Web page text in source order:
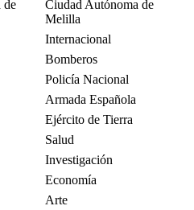
de
Ciudad Autónoma de
Melilla
Internacional
Bomberos
Policía Nacional
Armada Española
Ejército de Tierra
Salud
Investigación
Economía
Arte